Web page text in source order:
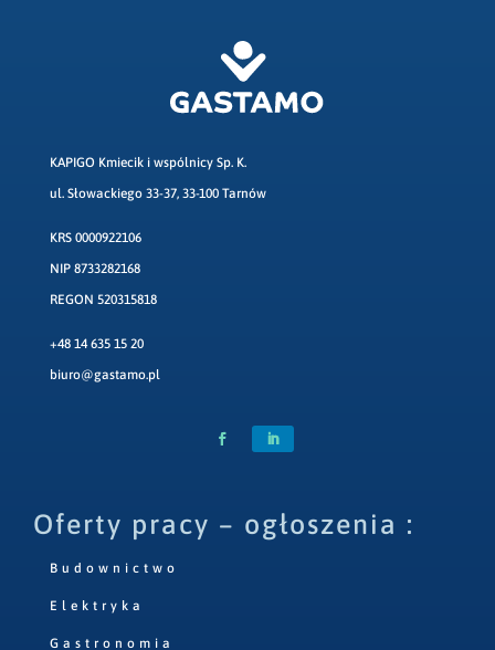
KAPIGO Kmiecik i wspólnicy Sp. K.
ul. Słowackiego 33-37, 33-100 Tarnów
KRS 0000922106
NIP 8733282168
REGON 520315818
+48 14 635 15 20
biuro@gastamo.pl
Oferty pracy – ogłoszenia :
Budownictwo
Elektryka
Gastronomia